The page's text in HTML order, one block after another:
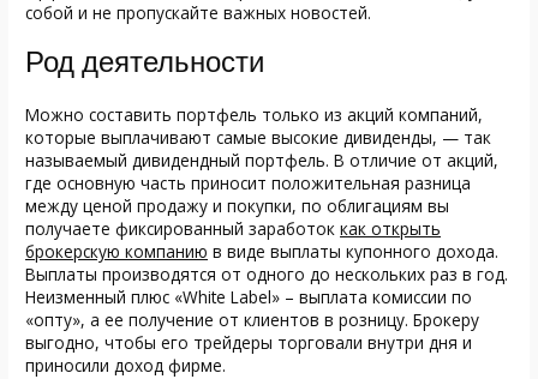
собой и не пропускайте важных новостей.
Род деятельности
Можно составить портфель только из акций компаний,
которые выплачивают самые высокие дивиденды, — так
называемый дивидендный портфель. В отличие от акций,
где основную часть приносит положительная разница
между ценой продажу и покупки, по облигациям вы
получаете фиксированный заработоккак открыть
брокерскую компанию в виде выплаты купонного дохода.
Выплаты производятся от одного до нескольких раз в год.
Неизменный плюс «White Label» – выплата комиссии по
«опту», а ее получение от клиентов в розницу. Брокеру
выгодно, чтобы его трейдеры торговали внутри дня и
приносили доход фирме.